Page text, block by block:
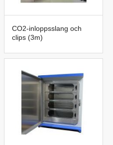
CO2-inloppsslang och
clips (3m)